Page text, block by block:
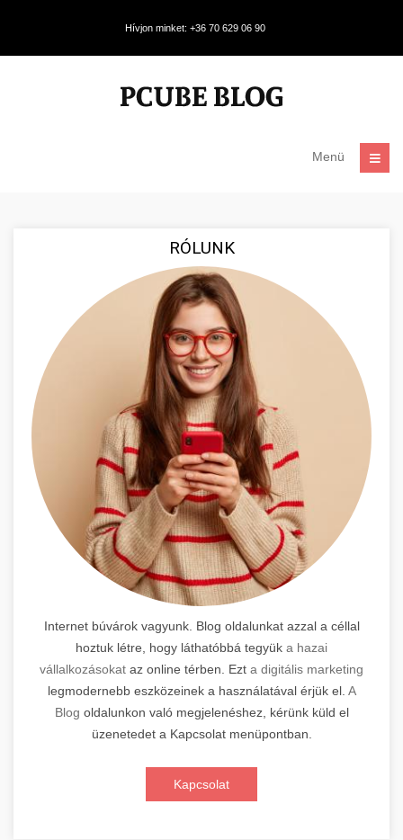
Hívjon minket: +36 70 629 06 90
Menü
RÓLUNK
Internet búvárok vagyunk. Blog oldalunkat azzal a céllal
hoztuk létre, hogy láthatóbbá tegyük a hazai
vállalkozásokat az online térben. Ezt a digitális marketing
legmodernebb eszközeinek a használatával érjük el. A
Blog oldalunkon való megjelenéshez, kérünk küld el
üzenetedet a Kapcsolat menüpontban.
Kapcsolat